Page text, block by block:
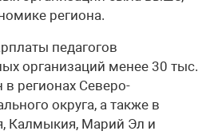
региона.
педагогов
организаций менее 30 тыс.
регионах Северо-
округа, а также в
Калмыкия, Марий Эл и